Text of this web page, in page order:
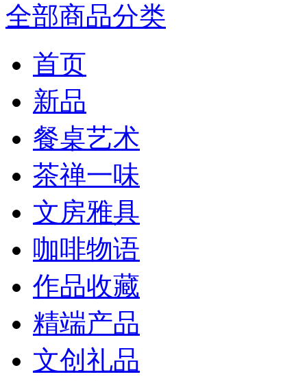
全部商品分类
首页
新品
餐桌艺术
茶禅一味
文房雅具
咖啡物语
作品收藏
精端产品
文创礼品